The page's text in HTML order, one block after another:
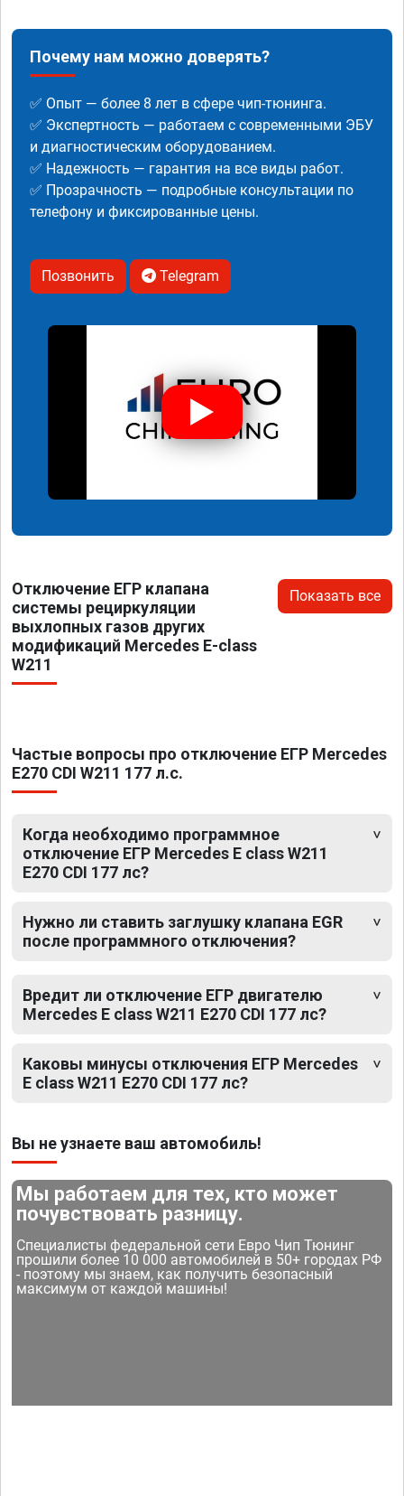
Почему нам можно доверять?
✅ Опыт — более 8 лет в сфере чип-тюнинга.
✅ Экспертность — работаем с современными ЭБУ
и диагностическим оборудованием.
✅ Надежность — гарантия на все виды работ.
✅ Прозрачность — подробные консультации по
телефону и фиксированные цены.
Позвонить Telegram
Отключение ЕГР клапана
системы рециркуляции
выхлопных газов других
модификаций Mercedes E-class
W211
Показать все
Частые вопросы про отключение ЕГР Mercedes
E270 CDI W211 177 л.с.
Когда необходимо программное
отключение ЕГР Mercedes E class W211
E270 CDI 177 лс?
Нужно ли ставить заглушку клапана EGR
после программного отключения?
Вредит ли отключение ЕГР двигателю
Mercedes E class W211 E270 CDI 177 лс?
Каковы минусы отключения ЕГР Mercedes
E class W211 E270 CDI 177 лс?
Вы не узнаете ваш автомобиль!
Мы работаем для тех, кто может
почувствовать разницу.
Специалисты федеральной сети Евро Чип Тюнинг
прошили более 10 000 автомобилей в 50+ городах РФ
- поэтому мы знаем, как получить безопасный
максимум от каждой машины!